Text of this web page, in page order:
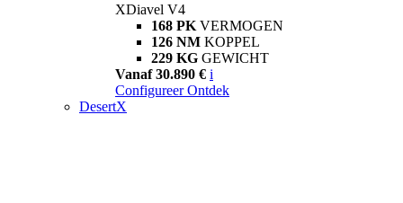
XDiavel V4
168 PK VERMOGEN
126 NM KOPPEL
229 KG GEWICHT
Vanaf 30.890 € i
Configureer Ontdek
DesertX